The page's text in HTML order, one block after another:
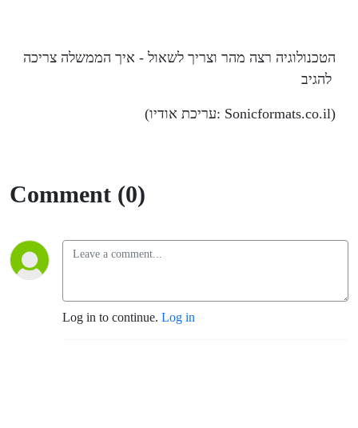
הטכנולוגיה רצה מהר וצריך לשאול - איך הממשלה צריכה
(עריכת אודיו: Sonicformats.co.il)
Comment (0)
Log in to continue. Log in